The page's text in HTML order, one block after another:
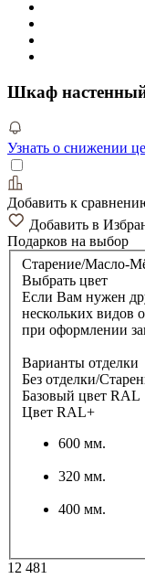
Шкаф
Узнать о снижении
Добавить к
Добавить в
Подарков на выбор
Старение/Масло-
Выбрать цвет
Если Вам нужен
нескольких видов
при оформлении
Варианты отделки
Без отделки/
Базовый цвет RAL
Цвет RAL+
600 мм.
320 мм.
400 мм.
12 481